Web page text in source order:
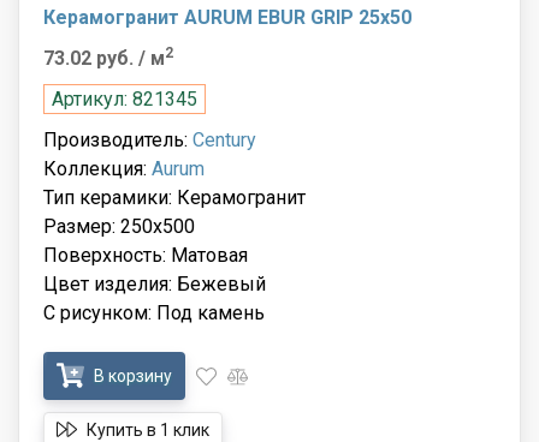
Керамогранит AURUM EBUR GRIP 25x50
73.02 руб. / м2
Артикул: 821345
Производитель: Century
Коллекция: Aurum
Тип керамики: Керамогранит
Размер: 250x500
Поверхность: Матовая
Цвет изделия: Бежевый
С рисунком: Под камень
В корзину
Купить в 1 клик